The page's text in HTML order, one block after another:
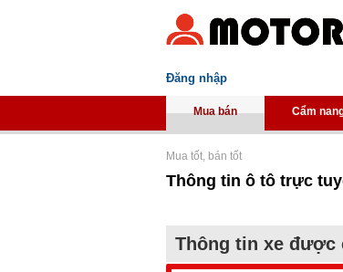
Đăng nhập
Mua bán Cẩm
Mua tốt, bán tốt
Thông tin ô tô trực
Thông tin xe được